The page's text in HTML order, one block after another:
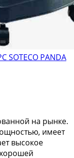
PANDA
на рынке.
имеет
высокое